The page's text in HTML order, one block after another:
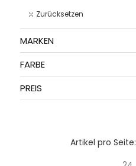
Zurücksetzen
MARKEN
FARBE
PREIS
Artikel pro Seite: